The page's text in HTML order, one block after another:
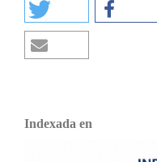
Indexada en